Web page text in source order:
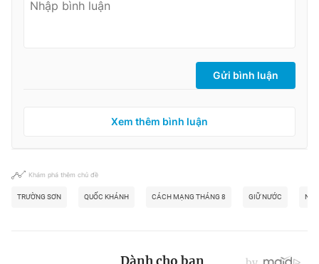
Gửi bình luận
Xem thêm bình luận
Khám phá thêm chủ đề
TRƯỜNG SƠN QUỐC KHÁNH CÁCH MẠNG THÁNG 8 GIỮ NƯỚC